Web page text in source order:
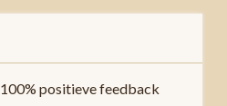
100% positieve feedback